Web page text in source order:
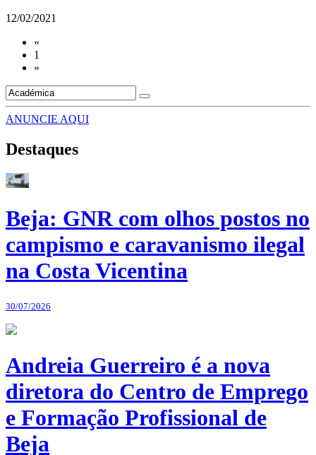
12/02/2021
«
1
»
ANUNCIE AQUI
Destaques
Beja: GNR com olhos postos no
campismo e caravanismo ilegal
na Costa Vicentina
30/07/2026
Andreia Guerreiro é a nova
diretora do Centro de Emprego
e Formação Profissional de
Beja